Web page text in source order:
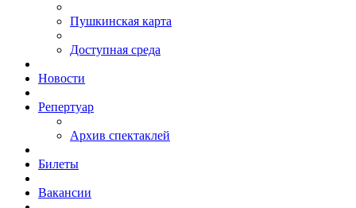
Пушкинская карта
Доступная среда
Новости
Репертуар
Архив спектаклей
Билеты
Вакансии